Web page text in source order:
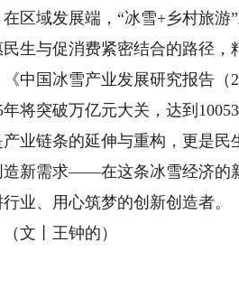
区域发展端，“冰雪+乡村旅
生与促消费紧密结合的路径，
国冰雪产业发展研究报告（
年将突破万亿元大关，达到
产业链条的延伸与重构，更是
造新需求——在这条冰雪经济的
业、用心筑梦的创新创造者。
丨王钟的）